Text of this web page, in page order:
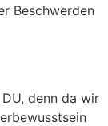
Beschwerden
denn da wir